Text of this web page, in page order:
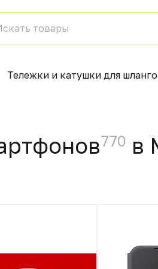
Тележки и катушки для
770 в